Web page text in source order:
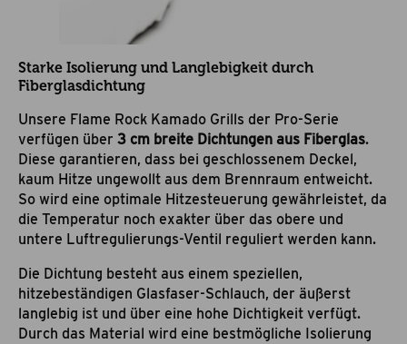
Starke Isolierung und Langlebigkeit durch
Fiberglasdichtung
Unsere Flame Rock Kamado Grills der Pro-Serie
verfügen über 3 cm breite Dichtungen aus Fiberglas.
Diese garantieren, dass bei geschlossenem Deckel,
kaum Hitze ungewollt aus dem Brennraum entweicht.
So wird eine optimale Hitzesteuerung gewährleistet, da
die Temperatur noch exakter über das obere und
untere Luftregulierungs-Ventil reguliert werden kann.
Die Dichtung besteht aus einem speziellen,
hitzebeständigen Glasfaser-Schlauch, der äußerst
langlebig ist und über eine hohe Dichtigkeit verfügt.
Durch das Material wird eine bestmögliche Isolierung